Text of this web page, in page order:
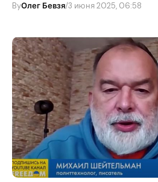
ByОлег Бевзя/3 июня 2025, 06:58